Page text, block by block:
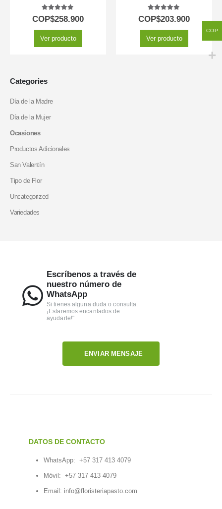
5.00out of 5
COP$258.900
Ver producto
5.00out of 5
COP$203.900
Ver producto
Categories
Día de la Madre
Día de la Mujer
Ocasiones
Productos Adicionales
San Valentín
Tipo de Flor
Uncategorized
Variedades
Escríbenos a través de
nuestro número de
WhatsApp
Si tienes alguna duda o consulta.
¡Estaremos encantados de
ayudarte!"
ENVIAR MENSAJE
DATOS DE CONTACTO
WhatsApp: +57 317 413 4079
Móvil: +57 317 413 4079
Email: info@floristeriapasto.com
COP